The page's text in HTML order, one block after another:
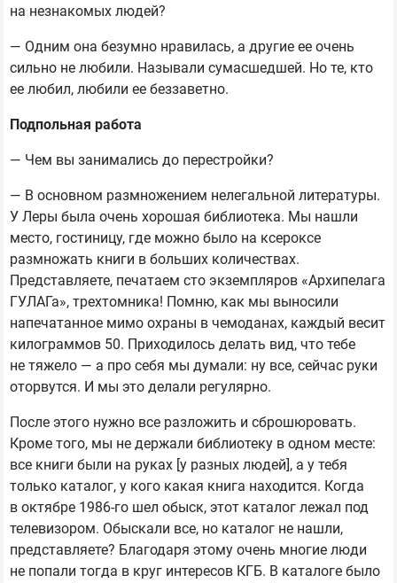
на незнакомых людей?
— Одним она безумно нравилась, а другие ее очень
сильно не любили. Называли сумасшедшей. Но те, кто
ее любил, любили ее беззаветно.
Подпольная работа
— Чем вы занимались до перестройки?
— В основном размножением нелегальной литературы.
У Леры была очень хорошая библиотека. Мы нашли
место, гостиницу, где можно было на ксероксе
размножать книги в больших количествах.
Представляете, печатаем сто экземпляров «Архипелага
ГУЛАГа», трехтомника! Помню, как мы выносили
напечатанное мимо охраны в чемоданах, каждый весит
килограммов 50. Приходилось делать вид, что тебе
не тяжело — а про себя мы думали: ну все, сейчас руки
оторвутся. И мы это делали регулярно.
После этого нужно все разложить и сброшюровать.
Кроме того, мы не держали библиотеку в одном месте:
все книги были на руках [у разных людей], а у тебя
только каталог, у кого какая книга находится. Когда
в октябре 1986-го шел обыск, этот каталог лежал под
телевизором. Обыскали все, но каталог не нашли,
представляете? Благодаря этому очень многие люди
не попали тогда в круг интересов КГБ. В каталоге было